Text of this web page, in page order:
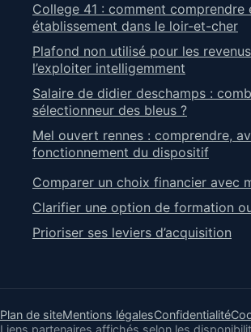
College 41 : comment comprendre
établissement dans le loir-et-cher
Plafond non utilisé pour les
l’exploiter intelligemment
Salaire de didier deschamps :
sélectionneur des bleus ?
Mel ouvert rennes : comprendre,
fonctionnement du dispositif
Comparer un choix financier avec
Clarifier une option de formation
Prioriser ses leviers d’acquisition
Plan de siteMentions légalesConfidentialité